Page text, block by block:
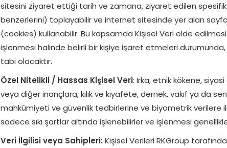
sitesini ziyaret ettiği tarih ve zamana, ziyaret edilen
benzerlerini) toplayabilir ve internet sitesinde yer alan
(cookies) kullanabilir. Bu kapsamda Kişisel Veri elde
işlenmesi halinde belirli bir kişiye işaret etmeleri
tabi olacaktır.
Özel Nitelikli / Hassas Kişisel Veri: Irka, etnik kökene,
veya diğer inançlara, kılık ve kıyafete, dernek, vakıf ya da
mahkûmiyeti ve güvenlik tedbirlerine ve biyometrik verilere
sadece sıkı şartlar altında işlenebilirler ve işlenmesi
Veri İlgilisi veya Sahipleri: Kişisel Verileri RKGroup